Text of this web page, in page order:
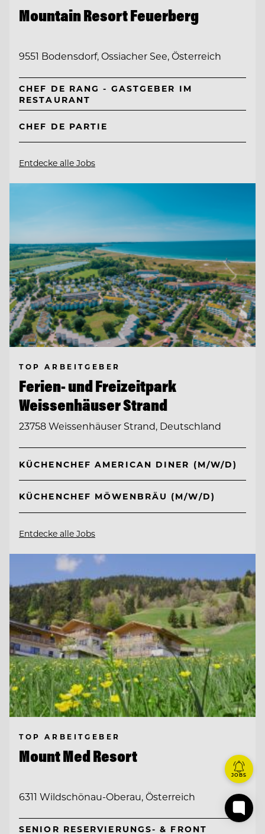
Mountain Resort Feuerberg
9551 Bodensdorf, Ossiacher See, Österreich
CHEF DE RANG - GASTGEBER IM
RESTAURANT
CHEF DE PARTIE
Entdecke alle Jobs
TOP ARBEITGEBER
Ferien- und Freizeitpark
Weissenhäuser Strand
23758 Weissenhäuser Strand, Deutschland
KÜCHENCHEF AMERICAN DINER (M/W/D)
KÜCHENCHEF MÖWENBRÄU (M/W/D)
Entdecke alle Jobs
TOP ARBEITGEBER
Mount Med Resort
6311 Wildschönau-Oberau, Österreich
SENIOR RESERVIERUNGS- & FRONT
JOBS